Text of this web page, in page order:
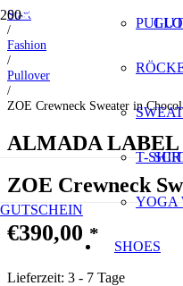
T-
YOGA
SHOES
GUTSCHEIN
Start
/
Fashion
/
Pullover
/
ZOE Crewneck Sweater in
ALMADA LABEL
ZOE Crewneck
€390,00 *
Lieferzeit: 3 - 7 Tage
SALE
SALE
SALE
SALE
SALE
SALE